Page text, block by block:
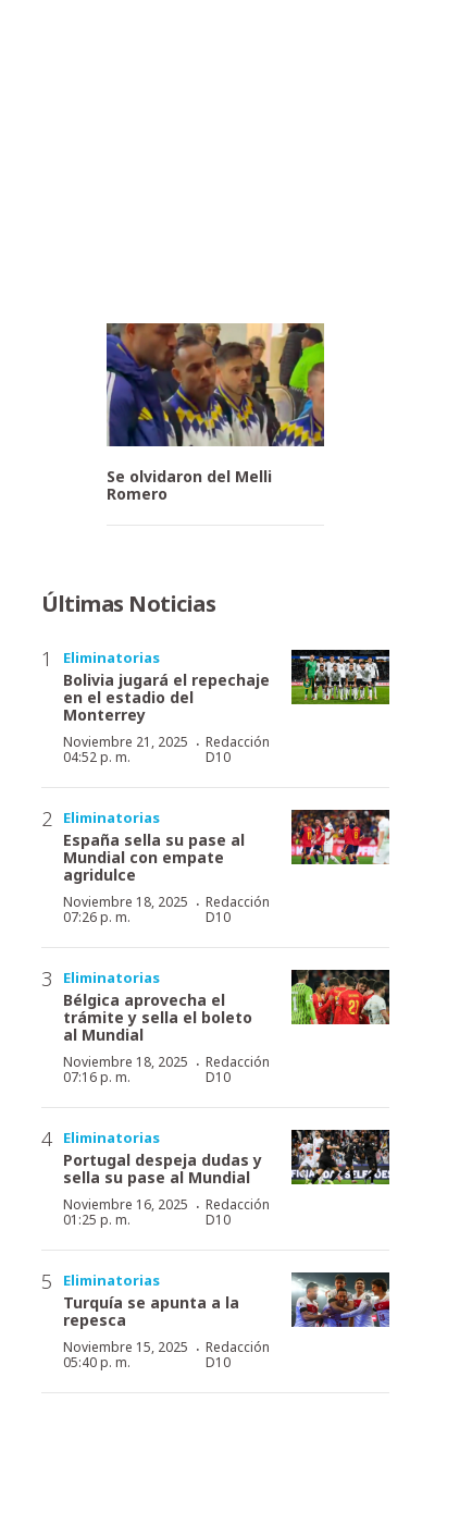
Se olvidaron del Melli
Romero
Últimas Noticias
Eliminatorias
Bolivia jugará el repechaje
en el estadio del
Monterrey
Noviembre 21, 2025
04:52 p. m.
· Redacción
D10
Eliminatorias
España sella su pase al
Mundial con empate
agridulce
Noviembre 18, 2025
07:26 p. m.
· Redacción
D10
Eliminatorias
Bélgica aprovecha el
trámite y sella el boleto
al Mundial
Noviembre 18, 2025
07:16 p. m.
· Redacción
D10
Eliminatorias
Portugal despeja dudas y
sella su pase al Mundial
Noviembre 16, 2025
01:25 p. m.
· Redacción
D10
Eliminatorias
Turquía se apunta a la
repesca
Noviembre 15, 2025
05:40 p. m.
· Redacción
D10